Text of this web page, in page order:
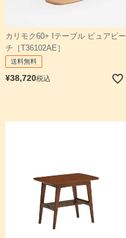
カリモク60+ Iテーブル ピュアビー
チ［T36102AE］
送料無料
¥38,720税込